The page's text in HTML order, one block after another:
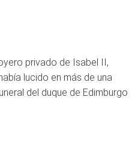
privado de Isabel II,
lucido en más de una
del duque de Edimburgo